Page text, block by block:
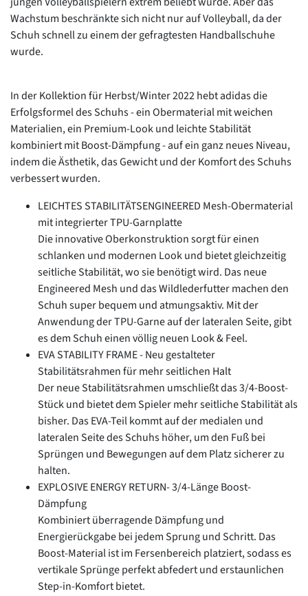
Wachstum beschränkte sich nicht nur auf Volleyball, da der
Schuh schnell zu einem der gefragtesten Handballschuhe
wurde.
In der Kollektion für Herbst/Winter 2022 hebt adidas die
Erfolgsformel des Schuhs - ein Obermaterial mit weichen
Materialien, ein Premium-Look und leichte Stabilität
kombiniert mit Boost-Dämpfung - auf ein ganz neues Niveau,
indem die Ästhetik, das Gewicht und der Komfort des Schuhs
verbessert wurden.
LEICHTES STABILITÄTSENGINEERED Mesh-Obermaterial
mit integrierter TPU-Garnplatte
Die innovative Oberkonstruktion sorgt für einen
schlanken und modernen Look und bietet gleichzeitig
seitliche Stabilität, wo sie benötigt wird. Das neue
Engineered Mesh und das Wildlederfutter machen den
Schuh super bequem und atmungsaktiv. Mit der
Anwendung der TPU-Garne auf der lateralen Seite, gibt
es dem Schuh einen völlig neuen Look & Feel.
EVA STABILITY FRAME - Neu gestalteter
Stabilitätsrahmen für mehr seitlichen Halt
Der neue Stabilitätsrahmen umschließt das 3/4-Boost-
Stück und bietet dem Spieler mehr seitliche Stabilität als
bisher. Das EVA-Teil kommt auf der medialen und
lateralen Seite des Schuhs höher, um den Fuß bei
Sprüngen und Bewegungen auf dem Platz sicherer zu
halten.
EXPLOSIVE ENERGY RETURN- 3/4-Länge Boost-
Dämpfung
Kombiniert überragende Dämpfung und
Energierückgabe bei jedem Sprung und Schritt. Das
Boost-Material ist im Fersenbereich platziert, sodass es
vertikale Sprünge perfekt abfedert und erstaunlichen
Step-in-Komfort bietet.